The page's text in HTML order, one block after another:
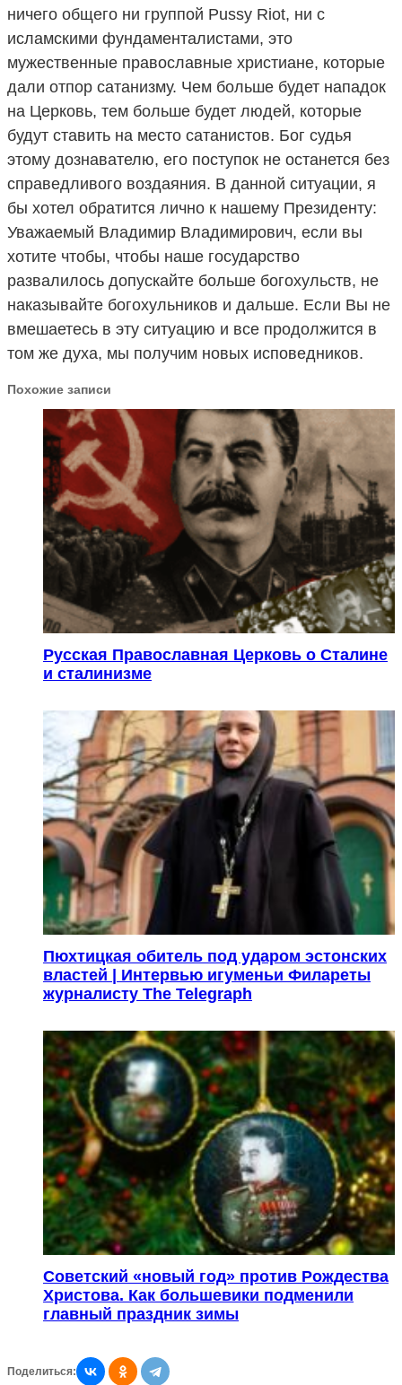
ничего общего ни группой Pussy Riot, ни с
исламскими фундаменталистами, это
мужественные православные христиане, которые
дали отпор сатанизму. Чем больше будет нападок
на Церковь, тем больше будет людей, которые
будут ставить на место сатанистов. Бог судья
этому дознавателю, его поступок не останется без
справедливого воздаяния. В данной ситуации, я
бы хотел обратится лично к нашему Президенту:
Уважаемый Владимир Владимирович, если вы
хотите чтобы, чтобы наше государство
развалилось допускайте больше богохульств, не
наказывайте богохульников и дальше. Если Вы не
вмешаетесь в эту ситуацию и все продолжится в
том же духа, мы получим новых исповедников.
Похожие записи
Русская Православная Церковь о Сталине
и сталинизме
Пюхтицкая обитель под ударом эстонских
властей | Интервью игуменьи Филареты
журналисту The Telegraph
Советский «новый год» против Рождества
Христова. Как большевики подменили
главный праздник зимы
Поделиться: